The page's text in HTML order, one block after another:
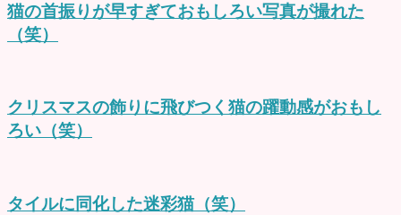
猫の首振りが早すぎておもしろい写真が撮れた
（笑）
クリスマスの飾りに飛びつく猫の躍動感がおもし
ろい（笑）
タイルに同化した迷彩猫（笑）